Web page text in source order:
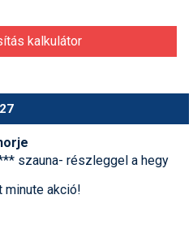
kalkulátor
szauna- részleggel a hegy
minute akció!